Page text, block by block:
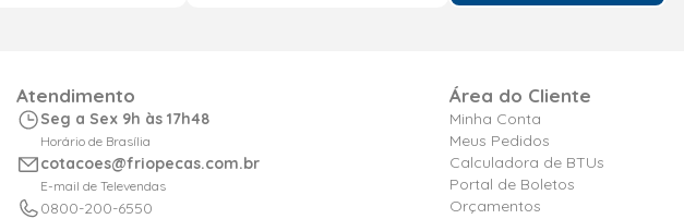
Atendimento
Seg a Sex 9h às 17h48
Horário de Brasília
cotacoes@friopecas.com.br
E-mail de Televendas
0800-200-6550
Área do Cliente
Minha Conta
Meus Pedidos
Calculadora de BTUs
Portal de Boletos
Orçamentos